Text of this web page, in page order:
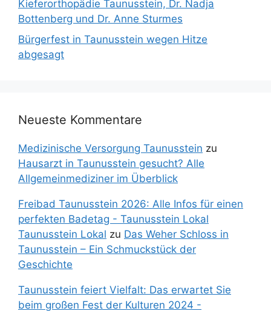
Kieferorthopädie Taunusstein, Dr. Nadja
Bottenberg und Dr. Anne Sturmes
Bürgerfest in Taunusstein wegen Hitze
abgesagt
Neueste Kommentare
Medizinische Versorgung Taunusstein zu
Hausarzt in Taunusstein gesucht? Alle
Allgemeinmediziner im Überblick
Freibad Taunusstein 2026: Alle Infos für einen
perfekten Badetag - Taunusstein Lokal
Taunusstein Lokal zu Das Weher Schloss in
Taunusstein – Ein Schmuckstück der
Geschichte
Taunusstein feiert Vielfalt: Das erwartet Sie
beim großen Fest der Kulturen 2024 -